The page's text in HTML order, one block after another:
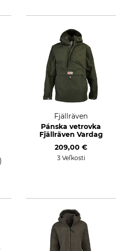
Fjällräven
Pánska vetrovka
Fjällräven Vardag
209,00 €
3 Veľkosti